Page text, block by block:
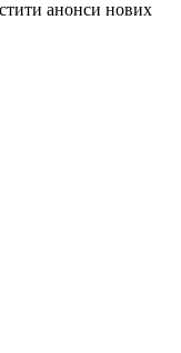
анонси нових